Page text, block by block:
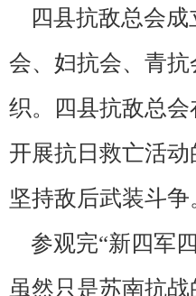
四县抗敌总会
会、妇抗会、青
织。四县抗敌总
开展抗日救亡活
坚持敌后武装斗
参观完“新四军
虽然只是苏南抗